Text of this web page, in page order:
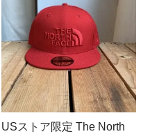
USストア限定 The North